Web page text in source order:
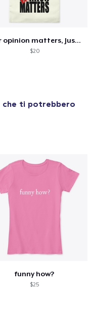
Your opinion matters, Just not to me!
$20
che ti potrebbero
funny how?
$25